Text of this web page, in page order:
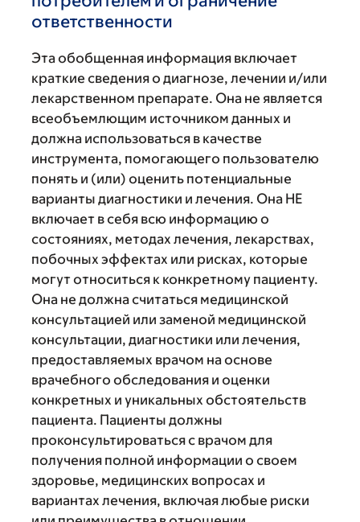
ответственности
Эта обобщенная информация включает
краткие сведения о диагнозе, лечении и/или
лекарственном препарате. Она не является
всеобъемлющим источником данных и
должна использоваться в качестве
инструмента, помогающего пользователю
понять и (или) оценить потенциальные
варианты диагностики и лечения. Она НЕ
включает в себя всю информацию о
состояниях, методах лечения, лекарствах,
побочных эффектах или рисках, которые
могут относиться к конкретному пациенту.
Она не должна считаться медицинской
консультацией или заменой медицинской
консультации, диагностики или лечения,
предоставляемых врачом на основе
врачебного обследования и оценки
конкретных и уникальных обстоятельств
пациента. Пациенты должны
проконсультироваться с врачом для
получения полной информации о своем
здоровье, медицинских вопросах и
вариантах лечения, включая любые риски